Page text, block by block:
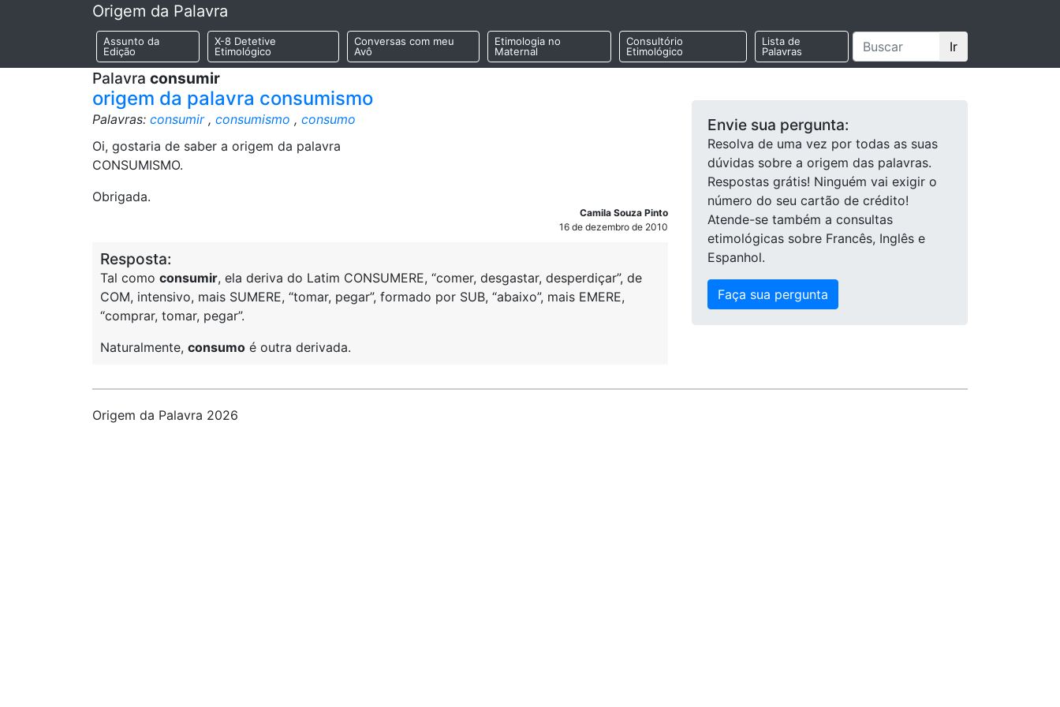
Origem da Palavra
Assunto da
Edição
X-8 Detetive
Etimológico
Conversas com meu
Avô
Etimologia no
Maternal
Consultório
Etimológico
Lista de
Palavras
Ir
Palavra consumir
origem da palavra consumismo
Palavras: consumir, consumismo , consumo
Oi, gostaria de saber a origem da palavra
CONSUMISMO.
Obrigada.
Camila Souza Pinto
16 de dezembro de 2010
Resposta:
Tal como consumir, ela deriva do Latim CONSUMERE, “comer, desgastar, desperdiçar”, de
COM, intensivo, mais SUMERE, “tomar, pegar”, formado por SUB, “abaixo”, mais EMERE,
“comprar, tomar, pegar”.
Naturalmente, consumo é outra derivada.
Envie sua pergunta:
Resolva de uma vez por todas as suas
dúvidas sobre a origem das palavras.
Respostas grátis! Ninguém vai exigir o
número do seu cartão de crédito!
Atende-se também a consultas
etimológicas sobre Francês, Inglês e
Espanhol.
Faça sua pergunta
Origem da Palavra 2026